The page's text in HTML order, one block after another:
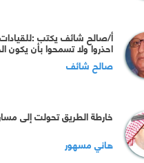
أ/صالح شائف يكتب :للقيادات
احذروا ولا تسمحوا بأن يكون
بندقية للإيجار
صالح شائف
خارطة الطريق تحولت إلى
هاني مسهور